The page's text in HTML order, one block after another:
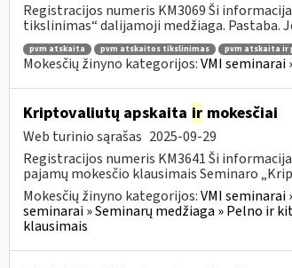
Registracijos numeris KM3069 Ši
tikslinimas“ dalijamoji medžiaga. Pastaba.
pvm atskaita pvm atskaitos tikslinimas pvm atskaita ir
Mokesčių žinyno kategorijos:VMI seminarai
Kriptovaliutų apskaita irmokesčiai
Web turinio sąrašas 2025-09-29
Registracijos numeris KM3641 Ši
pajamų mokesčio klausimais Seminaro
Mokesčių žinyno kategorijos:VMI seminarai
seminarai » Seminarų medžiaga » Pelno ir
klausimais